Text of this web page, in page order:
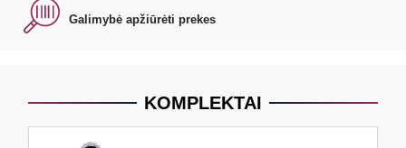
Galimybė apžiūrėti prekes
KOMPLEKTAI